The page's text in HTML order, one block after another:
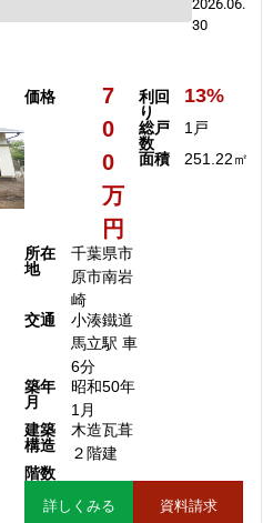
2026.06.
30
価格
7
0
0
万
円
所在
地
千葉県市
原市南岩
崎
交通
小湊鐵道
馬立駅 車
6分
築年
月
昭和50年
1月
建築
構造
木造瓦葺
２階建
階数
利回
り
13%
総戸
数
1戸
面積
251.22㎡
詳しくみる 資料請求